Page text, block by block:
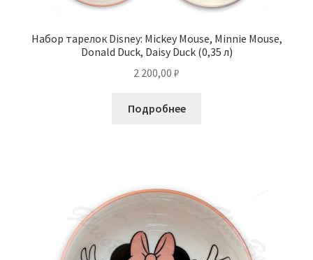
Набор тарелок Disney: Mickey Mouse, Minnie Mouse,
Donald Duck, Daisy Duck (0,35 л)
2 200,00 ₽
Подробнее